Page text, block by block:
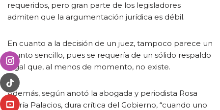
requeridos, pero gran parte de los legisladores
admiten que la argumentación jurídica es débil.
En cuanto a la decisión de un juez, tampoco parece un
asunto sencillo, pues se requería de un sólido respaldo
legal que, al menos de momento, no existe.
Además, según anotó la abogada y periodista Rosa
María Palacios, dura crítica del Gobierno, “cuando uno